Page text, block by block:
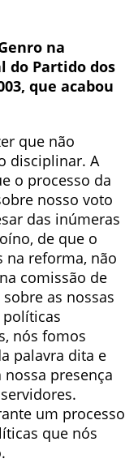
na
do Partido dos
que acabou
que não
disciplinar. A
o processo da
nosso voto
das inúmeras
de que o
na reforma, não
comissão de
as nossas
políticas
nós fomos
palavra dita e
presença
um processo
que nós